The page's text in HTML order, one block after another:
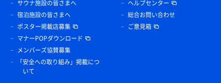
サウナ施設の皆さまへ
宿泊施設の皆さまへ
ポスター掲載店募集
マナーPOPダウンロード
メンバーズ協賛募集
「安全への取り組み」掲載につ
いて
ヘルプセンター
総合お問い合わせ
ご意見箱